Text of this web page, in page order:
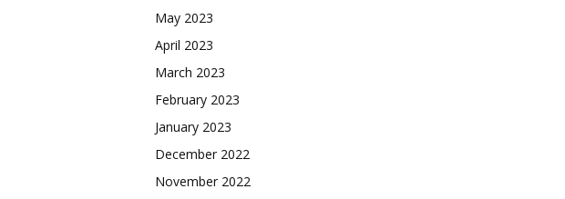
May 2023
April 2023
March 2023
February 2023
January 2023
December 2022
November 2022